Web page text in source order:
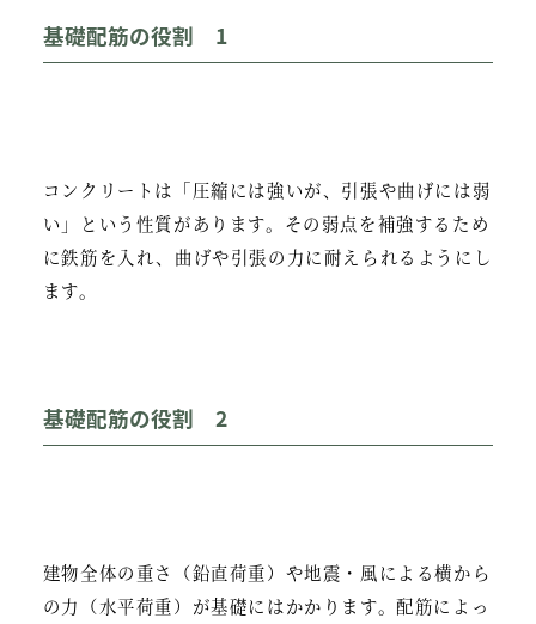
基礎配筋の役割 1
コンクリートは「圧縮には強いが、引張や曲げには弱
い」という性質があります。その弱点を補強するため
に鉄筋を入れ、曲げや引張の力に耐えられるようにし
ます。
基礎配筋の役割 2
建物全体の重さ（鉛直荷重）や地震・風による横から
の力（水平荷重）が基礎にはかかります。配筋によっ